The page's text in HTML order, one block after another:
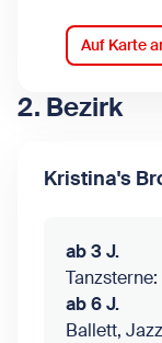
Auf Karte
2. Bezirk
Kristina's
ab 3 J.
ab 6 J.
Ballett,